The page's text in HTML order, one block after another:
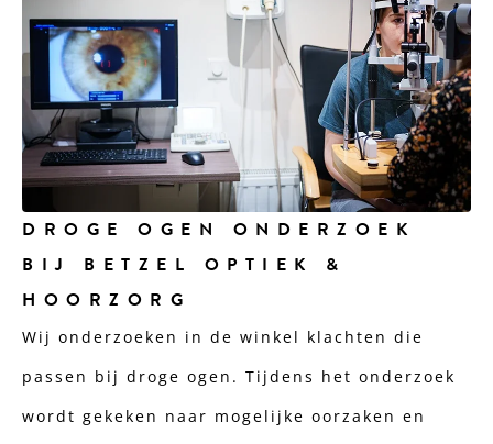
DROGE OGEN ONDERZOEK
BIJ BETZEL OPTIEK &
HOORZORG
Wij onderzoeken in de winkel klachten die
passen bij droge ogen. Tijdens het onderzoek
wordt gekeken naar mogelijke oorzaken en